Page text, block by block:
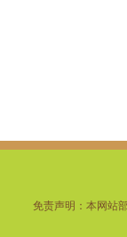
免责声明：本网站